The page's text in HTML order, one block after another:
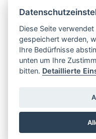
©2004 -2026
Alle
www.europska-
seznamka.cz|
Diese Seite
gespeichert werden,
Ihre Bedürfnisse
unten um Ihre
bitten. Detaillierte